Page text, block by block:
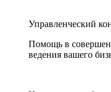
Управленческий
Помощь в
ведения вашего